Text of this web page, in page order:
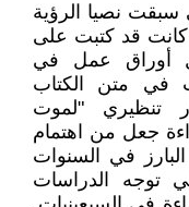
سبقت نصيا الرؤية
كانت قد كتبت على
أوراق عمل في
في متن الكتاب
تنظيري "لموت
جعل من اهتمام
في السنوات
توجه الدراسات